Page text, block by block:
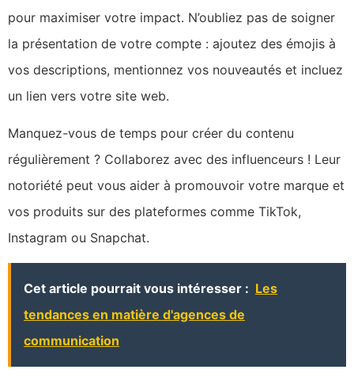
pour maximiser votre impact. N’oubliez pas de soigner
la présentation de votre compte : ajoutez des émojis à
vos descriptions, mentionnez vos nouveautés et incluez
un lien vers votre site web.
Manquez-vous de temps pour créer du contenu
régulièrement ? Collaborez avec des influenceurs ! Leur
notoriété peut vous aider à promouvoir votre marque et
vos produits sur des plateformes comme TikTok,
Instagram ou Snapchat.
Cet article pourrait vous intéresser : Les
tendances en matière d'agences de
communication